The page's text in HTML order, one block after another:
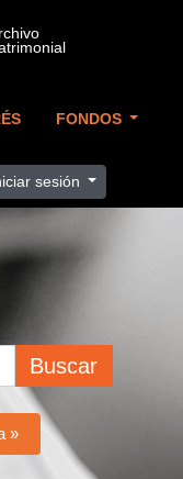
FONDOS
sesión
Buscar
»